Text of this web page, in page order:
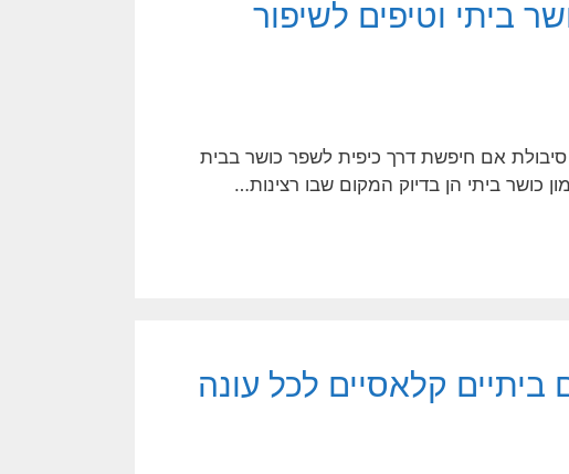
ביתי וטיפים לשיפור
סיבולת אם חיפשת דרך כיפית לשפר כושר בבית
כושר ביתי הן בדיוק המקום שבו רצינות…
קלאסיים לכל עונה